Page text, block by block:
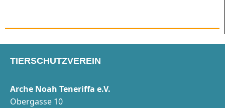
TIERSCHUTZVEREIN
Arche Noah Teneriffa e.V.
Obergasse 10